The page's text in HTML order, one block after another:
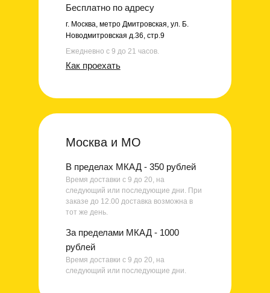
Бесплатно по адресу
г. Москва, метро Дмитровская, ул. Б.
Новодмитровская д.36, стр.9
Ежедневно с 9 до 21 часов.
Как проехать
Москва и МО
В пределах МКАД - 350 рублей
Время доставки с 9 до 20, на
следующий или последующие дни. При
заказе до 12.00 доставка возможна в
тот же день.
За пределами МКАД - 1000
рублей
Время доставки с 9 до 20, на
следующий или последующие дни.